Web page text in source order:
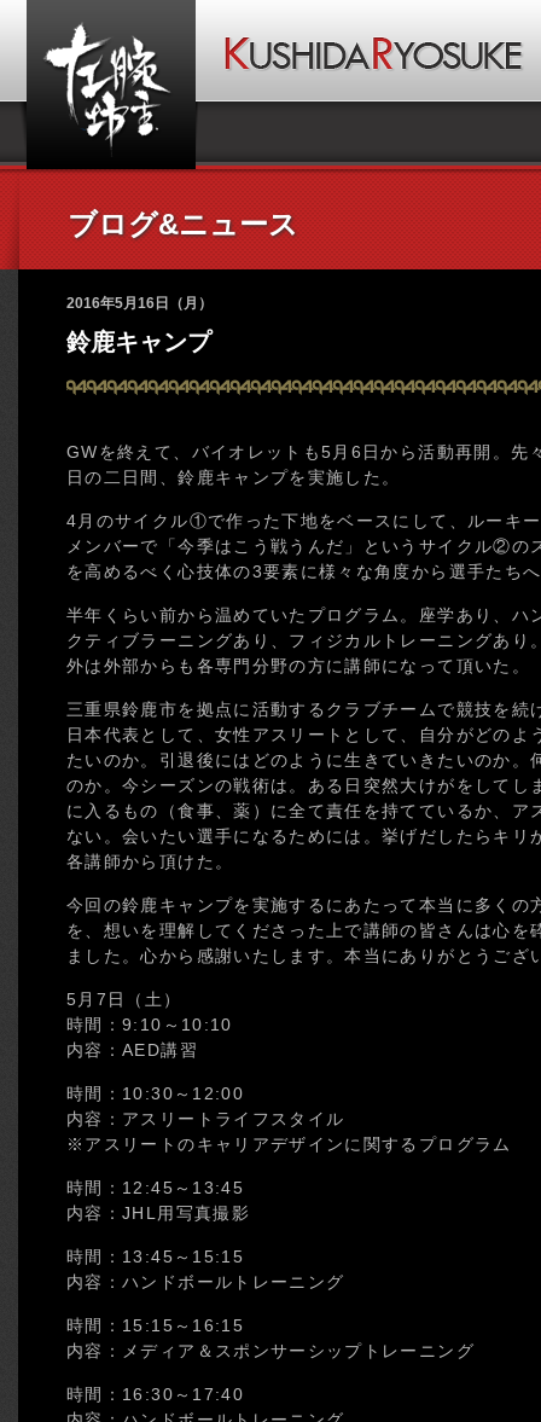
ブログ&ニュース
2016年5月16日（月）
鈴鹿キャンプ
GWを終えて、バイオレットも5月6日から活動再開。先
日の二日間、鈴鹿キャンプを実施した。
4月のサイクル①で作った下地をベースにして、ルーキ
メンバーで「今季はこう戦うんだ」というサイクル②の
を高めるべく心技体の3要素に様々な角度から選手たち
半年くらい前から温めていたプログラム。座学あり、ハ
クティブラーニングあり、フィジカルトレーニングあり
外は外部からも各専門分野の方に講師になって頂いた。
三重県鈴鹿市を拠点に活動するクラブチームで競技を続
日本代表として、女性アスリートとして、自分がどのよ
たいのか。引退後にはどのように生きていきたいのか。
のか。今シーズンの戦術は。ある日突然大けがをしてし
に入るもの（食事、薬）に全て責任を持てているか、ア
ない。会いたい選手になるためには。挙げだしたらキリ
各講師から頂けた。
今回の鈴鹿キャンプを実施するにあたって本当に多くの
を、想いを理解してくださった上で講師の皆さんは心を
ました。心から感謝いたします。本当にありがとうござ
5月7日（土）
時間：9:10～10:10
内容：AED講習
時間：10:30～12:00
内容：アスリートライフスタイル
※アスリートのキャリアデザインに関するプログラム
時間：12:45～13:45
内容：JHL用写真撮影
時間：13:45～15:15
内容：ハンドボールトレーニング
時間：15:15～16:15
内容：メディア＆スポンサーシップトレーニング
時間：16:30～17:40